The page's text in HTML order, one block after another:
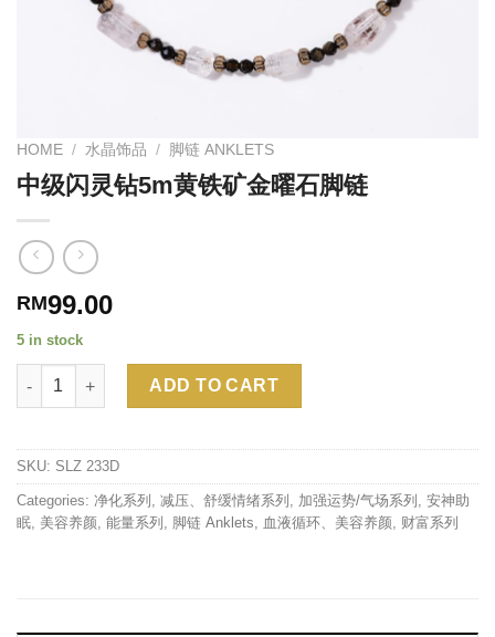
HOME / 水晶饰品 / 脚链 ANKLETS
中级闪灵钻5m黄铁矿金曜石脚链
RM99.00
5 in stock
Quantity ADD TO CART
SKU: SLZ 233D
Categories: 净化系列 , 减压、舒缓情绪系列 , 加强运势/气场系列 , 安神助
眠, 美容养颜, 能量系列 , 脚链 Anklets, 血液循环、美容养颜, 财富系列